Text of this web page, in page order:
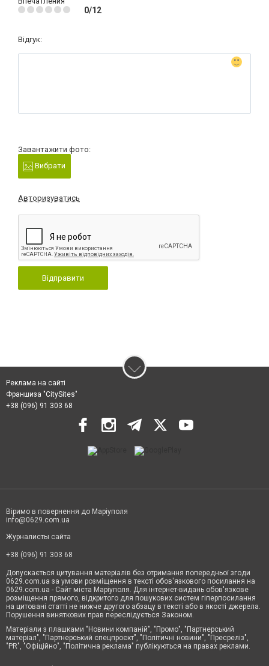
0/12
Відгук:
Завантажити фото:
Вибрати
Авторизуватись
Відправити
Реклама на сайті
Франшиза "CitySites"
+38 (096) 91 303 68
Віримо в повернення до Маріуполя
info@0629.com.ua
Журналисты сайта
+38 (096) 91 303 68
Допускається цитування матеріалів без отримання попередньої згоди
0629.com.ua за умови розміщення в тексті обов'язкового посилання на
0629.com.ua - Сайт міста Маріуполя. Для інтернет-видань обов'язкове
розміщення прямого, відкритого для пошукових систем гіперпосилання
на цитовані статті не нижче другого абзацу в тексті або в якості джерела.
Порушення виняткових прав переслідується Законом.
Матеріали з плашками "Новини компаній", "Промо", "Партнерський
матеріал", "Партнерський спецпроєкт", "Політичні новини", "Пресреліз",
"PR", "Офіційно", "Політична реклама" публікуються на правах реклами.